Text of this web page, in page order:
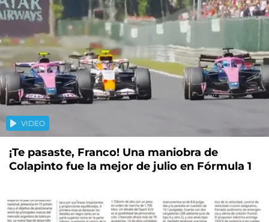
VIDEO
¡Te pasaste, Franco! Una maniobra de
Colapinto fue la mejor de julio en Fórmula 1